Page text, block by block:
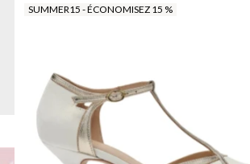
SUMMER15 - ÉCONOMISEZ 15 %